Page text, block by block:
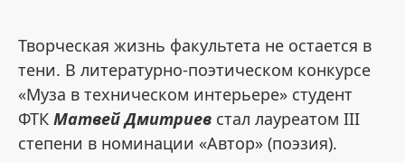
Творческая жизнь факультета не остается в
тени. В литературно-поэтическом конкурсе
«Муза в техническом интерьере» студент
ФТК Матвей Дмитриев стал лауреатом III
степени в номинации «Автор» (поэзия).